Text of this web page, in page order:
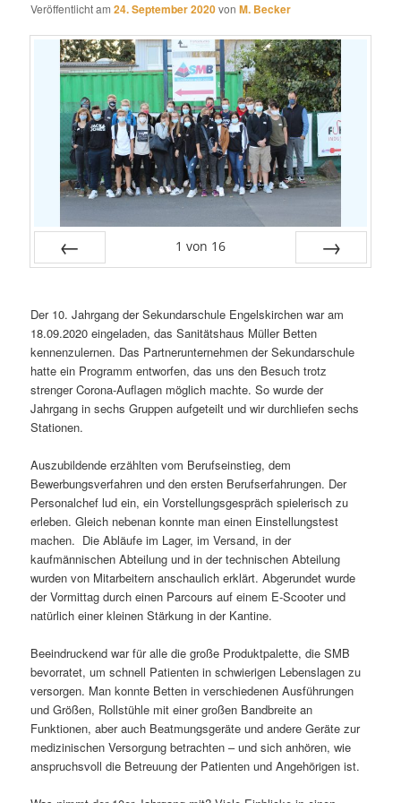
Veröffentlicht am24. September 2020vonM. Becker
1 von 16
Der 10. Jahrgang der Sekundarschule Engelskirchen war am
18.09.2020 eingeladen, das Sanitätshaus Müller Betten
kennenzulernen. Das Partnerunternehmen der Sekundarschule
hatte ein Programm entworfen, das uns den Besuch trotz
strenger Corona-Auflagen möglich machte. So wurde der
Jahrgang in sechs Gruppen aufgeteilt und wir durchliefen sechs
Stationen.
Auszubildende erzählten vom Berufseinstieg, dem
Bewerbungsverfahren und den ersten Berufserfahrungen. Der
Personalchef lud ein, ein Vorstellungsgespräch spielerisch zu
erleben. Gleich nebenan konnte man einen Einstellungstest
machen. Die Abläufe im Lager, im Versand, in der
kaufmännischen Abteilung und in der technischen Abteilung
wurden von Mitarbeitern anschaulich erklärt. Abgerundet wurde
der Vormittag durch einen Parcours auf einem E-Scooter und
natürlich einer kleinen Stärkung in der Kantine.
Beeindruckend war für alle die große Produktpalette, die SMB
bevorratet, um schnell Patienten in schwierigen Lebenslagen zu
versorgen. Man konnte Betten in verschiedenen Ausführungen
und Größen, Rollstühle mit einer großen Bandbreite an
Funktionen, aber auch Beatmungsgeräte und andere Geräte zur
medizinischen Versorgung betrachten – und sich anhören, wie
anspruchsvoll die Betreuung der Patienten und Angehörigen ist.